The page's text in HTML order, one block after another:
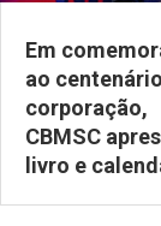
Em
ao
corporação,
CBMSC
livro e